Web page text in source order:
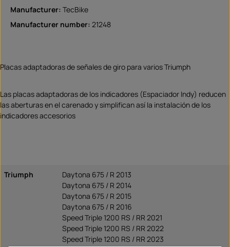
Manufacturer: TecBike
Manufacturer number: 21248
Placas adaptadoras de señales de giro para varios Triumph
Las placas adaptadoras de los indicadores (Espaciador Indy) reducen
las aberturas en el carenado y simplifican así la instalación de los
indicadores accesorios
Triumph
Daytona 675 / R 2013
Daytona 675 / R 2014
Daytona 675 / R 2015
Daytona 675 / R 2016
Speed Triple 1200 RS / RR 2021
Speed Triple 1200 RS / RR 2022
Speed Triple 1200 RS / RR 2023